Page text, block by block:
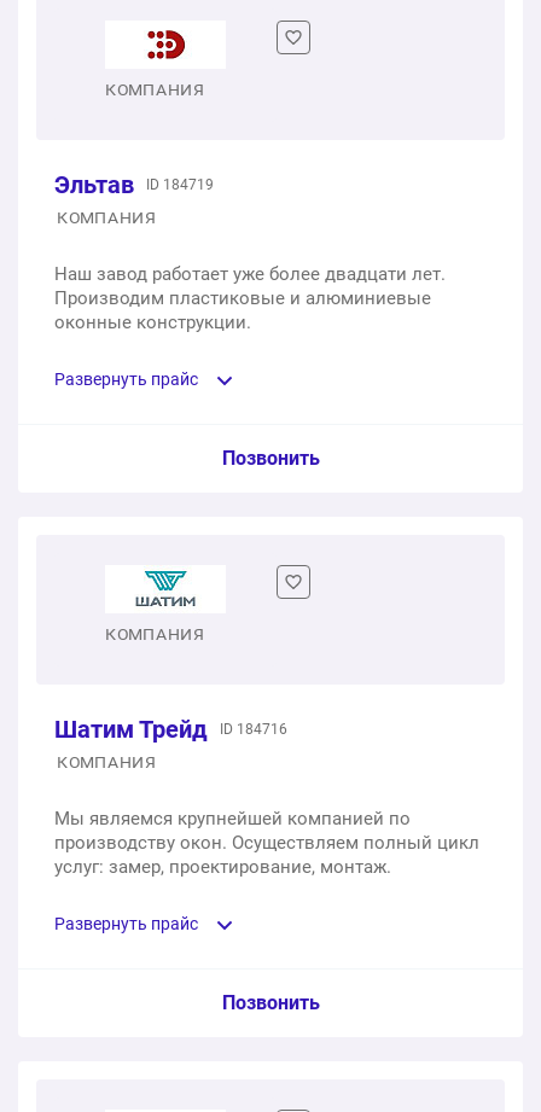
КОМПАНИЯ
Эльтав
ID 184719
КОМПАНИЯ
Наш завод работает уже более двадцати лет.
Производим пластиковые и алюминиевые
оконные конструкции.
Развернуть прайс
Услуга из прайс-листа / Ед. изм. / Цена
от 3 724 ₽
Двухстворчатое пластиковое окно
Трехстворчатое пластиковое окно
Трехстворчатое пластиковое окно с фрамугой
Позвонить
КОМПАНИЯ
Шатим Трейд
ID 184716
КОМПАНИЯ
Мы являемся крупнейшей компанией по
производству окон. Осуществляем полный цикл
услуг: замер, проектирование, монтаж.
Развернуть прайс
Услуга из прайс-листа / Ед. изм. / Цена
Позвонить